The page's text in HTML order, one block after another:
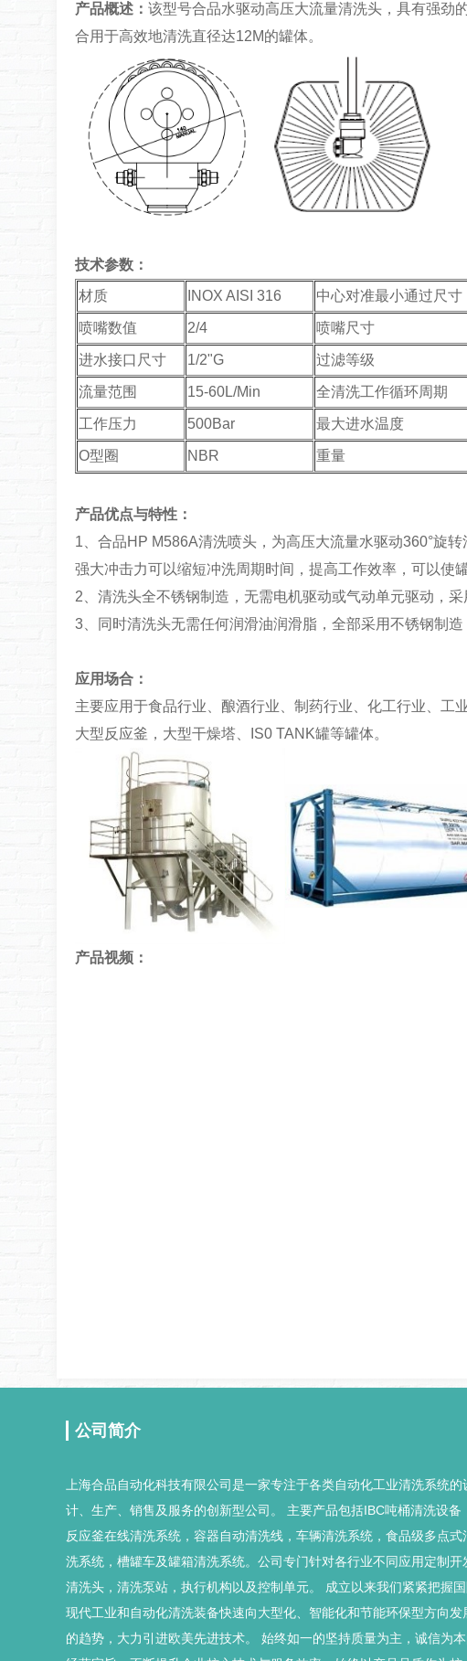
产品概述： 该型号合品水驱动高压大流量清洗头，具有强劲
合用于高效地清洗直径达12M的罐体。
技术参数：
材质
INOX AISI 316 中心对准最小通过尺寸
喷嘴数值 2/4 喷嘴尺寸
进水接口尺寸 1/2"G 过滤等级
流量范围 15-60L/Min 全清洗工作循环周期
工作压力 500Bar 最大进水温度
O型圈 NBR 重量
产品优点与特性：
1、合品HP M586A清洗喷头，为高压大流量水驱动360°旋
强大冲击力可以缩短冲洗周期时间，提高工作效率，可以使
2、清洗头全不锈钢制造，无需电机驱动或气动单元驱动，
3、同时清洗头无需任何润滑油润滑脂，全部采用不锈钢制
应用场合：
主要应用于食品行业、酿酒行业、制药行业、化工行业、工
大型反应釜，大型干燥塔、IS0 TANK罐等罐体。
产品视频：
公司简介
上海合品自动化科技有限公司是一家专注于各类自动化工业清洗系统的
计、生产、销售及服务的创新型公司。 主要产品包括IBC吨桶清洗设备
反应釜在线清洗系统，容器自动清洗线，车辆清洗系统，食品级多点式
洗系统，槽罐车及罐箱清洗系统。公司专门针对各行业不同应用定制开
清洗头，清洗泵站，执行机构以及控制单元。 成立以来我们紧紧把握
现代工业和自动化清洗装备快速向大型化、智能化和节能环保型方向发
的趋势，大力引进欧美先进技术。 始终如一的坚持质量为主，诚信为